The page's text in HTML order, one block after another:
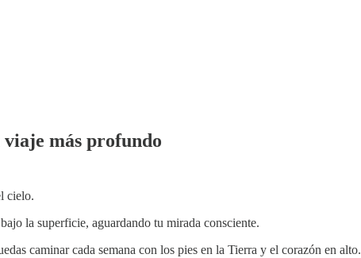
viaje más profundo
cielo.
la superficie, aguardando tu mirada consciente.
caminar cada semana con los pies en la Tierra y el corazón en alto.